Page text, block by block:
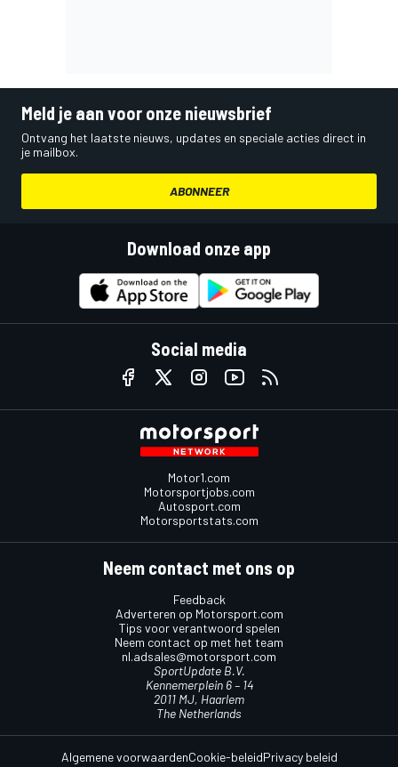
Meld je aan voor onze nieuwsbrief
Ontvang het laatste nieuws, updates en speciale acties direct in
je mailbox.
ABONNEER
Download onze app
Social media
Motor1.com
Motorsportjobs.com
Autosport.com
Motorsportstats.com
Neem contact met ons op
Feedback
Adverteren op Motorsport.com
Tips voor verantwoord spelen
Neem contact op met het team
nl.adsales@motorsport.com
SportUpdate B.V.
Kennemerplein 6 – 14
2011 MJ, Haarlem
The Netherlands
Algemene voorwaardenCookie-beleidPrivacy beleid